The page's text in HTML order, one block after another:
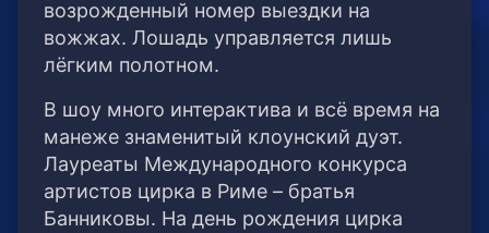
возрожденный номер выездки на
вожжах. Лошадь управляется лишь
лёгким полотном.
В шоу много интерактива и всё время на
манеже знаменитый клоунский дуэт.
Лауреаты Международного конкурса
артистов цирка в Риме – братья
Банниковы. На день рождения цирка